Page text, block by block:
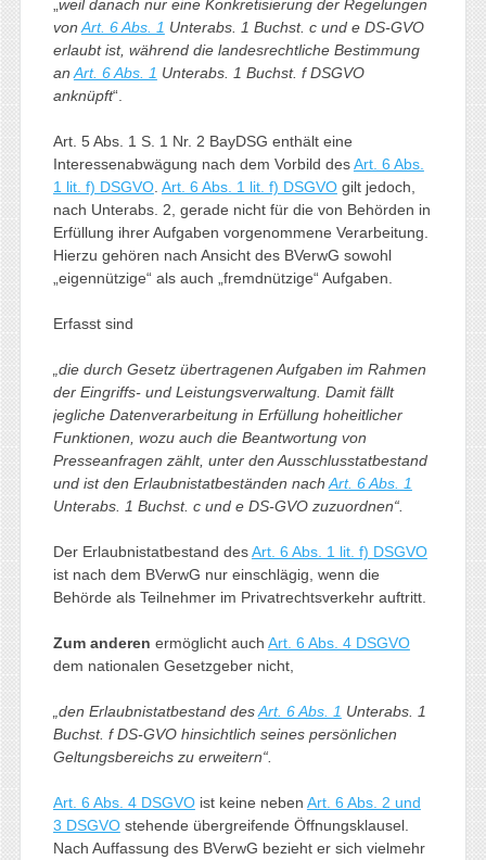
weil danach nur eine Konkretisierung der Regelungen
von Art. 6 Abs. 1 Unterabs. 1 Buchst. c und e DS-GVO
erlaubt ist, während die landesrechtliche Bestimmung
an Art. 6 Abs. 1 Unterabs. 1 Buchst. f DSGVO
anknüpft“.
Art. 5 Abs. 1 S. 1 Nr. 2 BayDSG enthält eine
Interessenabwägung nach dem Vorbild desArt. 6 Abs.
1 lit. f) DSGVO. Art. 6 Abs. 1 lit. f) DSGVOgilt jedoch,
nach Unterabs. 2, gerade nicht für die von Behörden in
Erfüllung ihrer Aufgaben vorgenommene Verarbeitung.
Hierzu gehören nach Ansicht des BVerwG sowohl
„eigennützige“ als auch „fremdnützige“ Aufgaben.
Erfasst sind
„die durch Gesetz übertragenen Aufgaben im Rahmen
der Eingriffs- und Leistungsverwaltung. Damit fällt
jegliche Datenverarbeitung in Erfüllung hoheitlicher
Funktionen, wozu auch die Beantwortung von
Presseanfragen zählt, unter den Ausschlusstatbestand
und ist den Erlaubnistatbeständen nach Art. 6 Abs. 1
Unterabs. 1 Buchst. c und e DS-GVO zuzuordnen“.
Der Erlaubnistatbestand desArt. 6 Abs. 1 lit. f) DSGVO
ist nach dem BVerwG nur einschlägig, wenn die
Behörde als Teilnehmer im Privatrechtsverkehr auftritt.
Zum anderen ermöglicht auch Art. 6 Abs. 4 DSGVO
dem nationalen Gesetzgeber nicht,
„den Erlaubnistatbestand desArt. 6 Abs. 1 Unterabs. 1
Buchst. f DS-GVO hinsichtlich seines persönlichen
Geltungsbereichs zu erweitern“.
Art. 6 Abs. 4 DSGVOist keine neben Art. 6 Abs. 2 und
3 DSGVOstehende übergreifende Öffnungsklausel.
Nach Auffassung des BVerwG bezieht er sich vielmehr